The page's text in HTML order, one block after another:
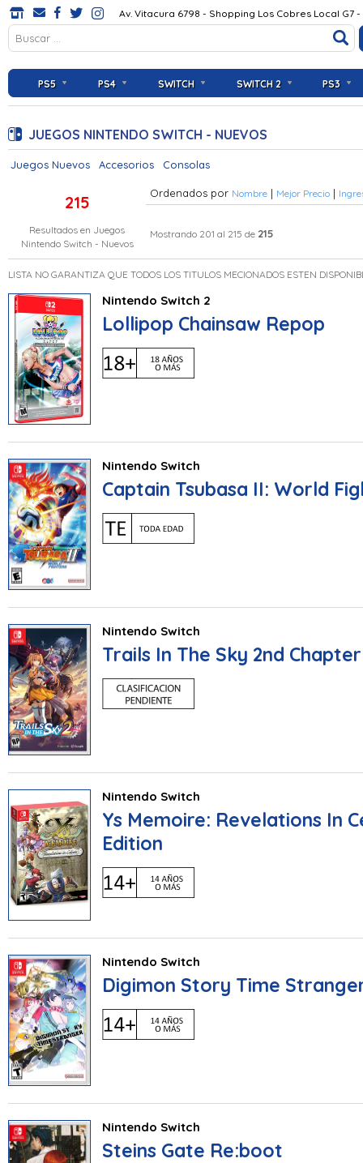
Av. Vitacura 6798 - Shopping Los Cobres Local G7
PS5 PS4 SWITCH SWITCH 2 PS3
JUEGOS NINTENDO SWITCH - NUEVOS
Juegos Nuevos Accesorios Consolas
215
Resultados en Juegos
Nintendo Switch - Nuevos
Ordenados por Nombre | Mejor Precio |
Mostrando 201 al 215 de 215
LISTA NO GARANTIZA QUE TODOS LOS TITULOS MECIONADOS ESTEN
Nintendo Switch 2
Lollipop Chainsaw Repop
Nintendo Switch
Captain Tsubasa II: World
Nintendo Switch
Trails In The Sky 2nd Chapter
Nintendo Switch
Ys Memoire: Revelations In
Edition
Nintendo Switch
Digimon Story Time
Nintendo Switch
Steins Gate Re:boot